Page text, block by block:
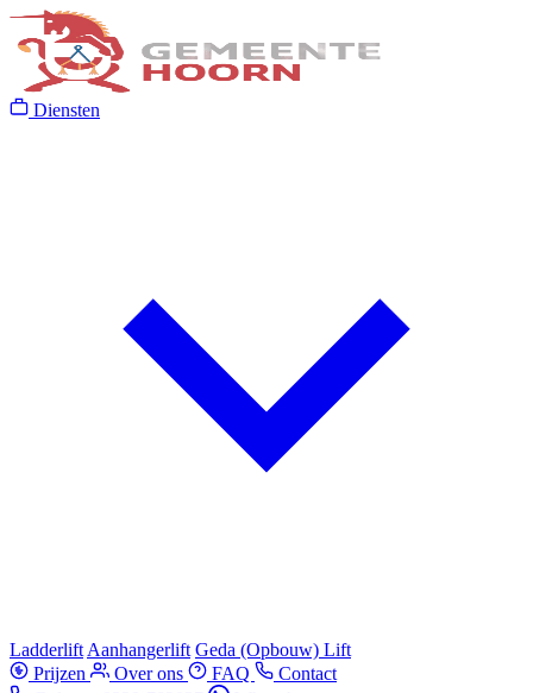
Diensten
Ladderlift Aanhangerlift Geda (Opbouw) Lift
Prijzen
Over ons FAQ
Contact